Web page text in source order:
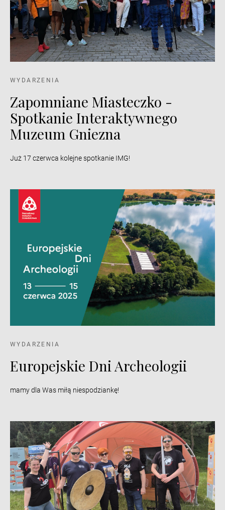
WYDARZENIA
Zapomniane Miasteczko -
Spotkanie Interaktywnego
Muzeum Gniezna
Już 17 czerwca kolejne spotkanie IMG!
WYDARZENIA
Europejskie Dni Archeologii
mamy dla Was miłą niespodziankę!